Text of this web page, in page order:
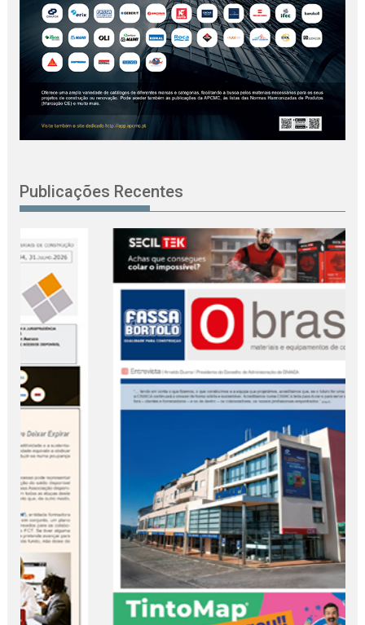
Publicações Recentes